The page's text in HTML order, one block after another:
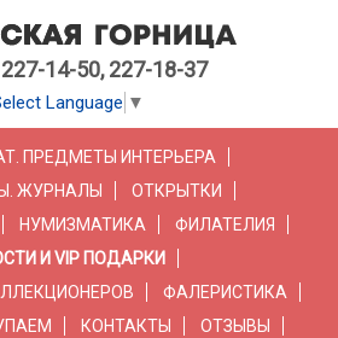
14-50, 227-18-37
Language ▼
ПРЕДМЕТЫ ИНТЕРЬЕРА
ЖУРНАЛЫ
ОТКРЫТКИ
НУМИЗМАТИКА
ФИЛАТЕЛИЯ
И VIP ПОДАРКИ
ФАЛЕРИСТИКА
КОНТАКТЫ
ОТЗЫВЫ